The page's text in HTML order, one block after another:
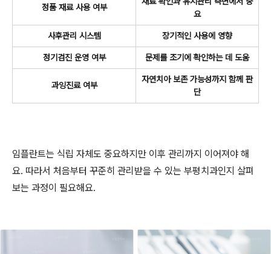
정품 재료 사용 여부
요
사후관리 시스템 장기적인 사용에 영향
정기검진 운영 여부 문제를 조기에 확인하는 데 도움
과잉진료 여부
자연치아 보존 가능성까지 함께 판
단
임플란트는 식립 자체도 중요하지만 이후 관리까지 이어져야 해
요. 따라서 처음부터 꾸준히 관리받을 수 있는 부평치과인지 살펴
보는 과정이 필요해요.